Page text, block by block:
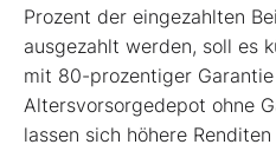
Prozent der eingezahlten
ausgezahlt werden, soll es
mit 80-prozentiger
Altersvorsorgedepot ohne
lassen sich höhere